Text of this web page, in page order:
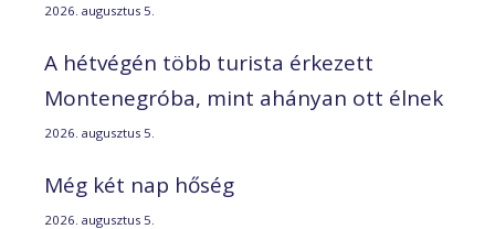
2026. augusztus 5.
A hétvégén több turista érkezett
Montenegróba, mint ahányan ott élnek
2026. augusztus 5.
Még két nap hőség
2026. augusztus 5.